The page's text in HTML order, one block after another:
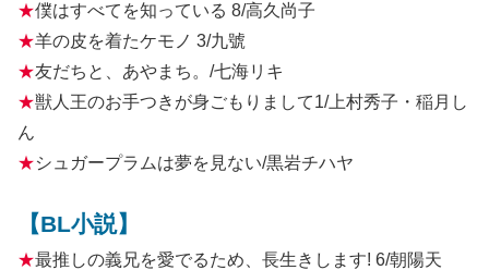
★僕はすべてを知っている 8/高久尚子
★羊の皮を着たケモノ 3/九號
★友だちと、あやまち。/七海リキ
★獣人王のお手つきが身ごもりまして1/上村秀子・稲月し
ん
★シュガープラムは夢を見ない/黒岩チハヤ
【BL小説】
★最推しの義兄を愛でるため、長生きします! 6/朝陽天